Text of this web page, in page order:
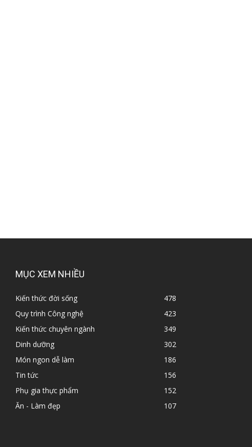
MỤC XEM NHIỀU
Kiến thức đời sống
478
Quy trình Công nghệ
423
Kiến thức chuyên ngành
349
Dinh dưỡng
302
Món ngon dễ làm
186
Tin tức
156
Phụ gia thực phẩm
152
Ăn - Làm đẹp
107